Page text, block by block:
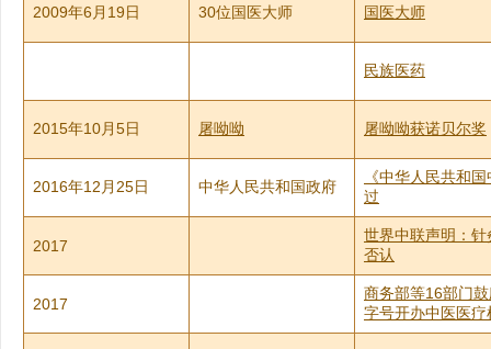
2009年6月19日 30位国医大师 国医大师
民族医药
2015年10月5日 屠呦呦 屠呦呦获诺贝尔奖
2016年12月25日 中华人民共和国政府
《中华人民共和
过
2017
世界中联声明：
否认
2017
商务部等16部门
字号开办中医医疗